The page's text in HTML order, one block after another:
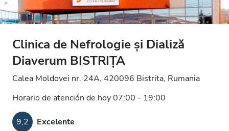
Clinica de Nefrologie și Dializă
Diaverum BISTRIȚA
Calea Moldovei nr. 24A, 420096 Bistrita, Rumania
Horario de atención de hoy 07:00 - 19:00
9,2 Excelente